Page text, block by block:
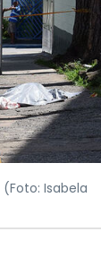
(Foto: Isabela